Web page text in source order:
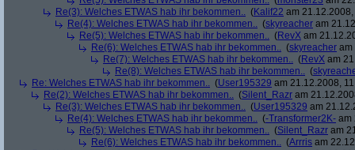
Re(3): Welches ETWAS hab ihr bekommen.. (Kalif22 am
Re(4): Welches ETWAS hab ihr bekommen.. (skyreacher am
Re(5): Welches ETWAS hab ihr bekommen.. (RevX am
Re(6): Welches ETWAS hab ihr bekommen.. (skyreacher am
Re(7): Welches ETWAS hab ihr bekommen.. (RevX am
Re(8): Welches ETWAS hab ihr bekommen.. (
Re: Welches ETWAS hab ihr bekommen.. (User195329 am 21.12.2008,
Re(2): Welches ETWAS hab ihr bekommen.. (Silent_Razr am
Re(3): Welches ETWAS hab ihr bekommen.. (User195329 am
Re(4): Welches ETWAS hab ihr bekommen.. (-Transformer2K- am
Re(5): Welches ETWAS hab ihr bekommen.. (Silent_Razr am
Re(6): Welches ETWAS hab ihr bekommen.. (Arrris am